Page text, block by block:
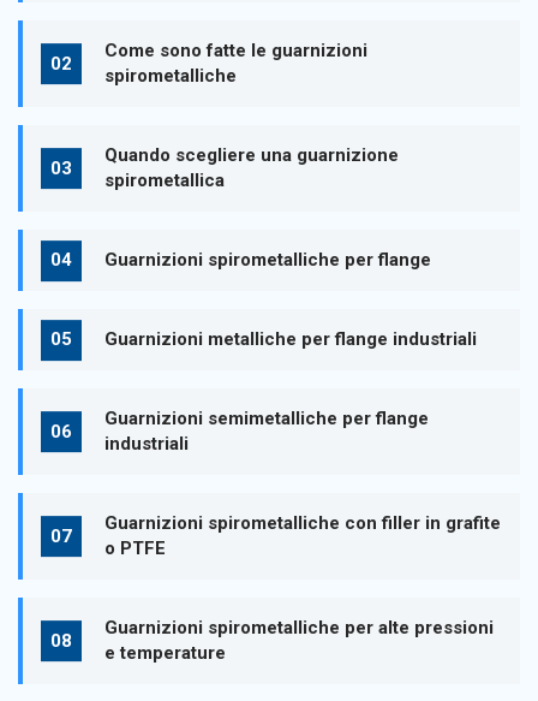
Come sono fatte le guarnizioni
spirometalliche
Quando scegliere una guarnizione
spirometallica
Guarnizioni spirometalliche per flange
Guarnizioni metalliche per flange industriali
Guarnizioni semimetalliche per flange
industriali
Guarnizioni spirometalliche con filler in grafite
o PTFE
Guarnizioni spirometalliche per alte pressioni
e temperature